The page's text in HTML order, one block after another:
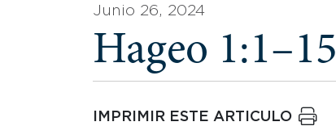
Junio 26, 2024
Hageo 1:1–15
IMPRIMIR ESTE ARTICULO